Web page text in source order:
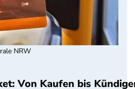
Von Kaufen bis
NRW